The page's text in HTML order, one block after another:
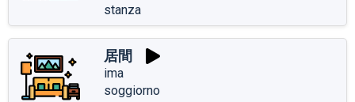
stanza
居間
ima
soggiorno